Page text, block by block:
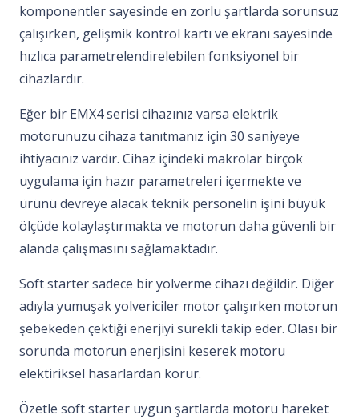
komponentler sayesinde en zorlu şartlarda sorunsuz
çalışırken, gelişmik kontrol kartı ve ekranı sayesinde
hızlıca parametrelendirelebilen fonksiyonel bir
cihazlardır.
Eğer bir EMX4 serisi cihazınız varsa elektrik
motorunuzu cihaza tanıtmanız için 30 saniyeye
ihtiyacınız vardır. Cihaz içindeki makrolar birçok
uygulama için hazır parametreleri içermekte ve
ürünü devreye alacak teknik personelin işini büyük
ölçüde kolaylaştırmakta ve motorun daha güvenli bir
alanda çalışmasını sağlamaktadır.
Soft starter sadece bir yolverme cihazı değildir. Diğer
adıyla yumuşak yolvericiler motor çalışırken motorun
şebekeden çektiği enerjiyi sürekli takip eder. Olası bir
sorunda motorun enerjisini keserek motoru
elektiriksel hasarlardan korur.
Özetle soft starter uygun şartlarda motoru hareket